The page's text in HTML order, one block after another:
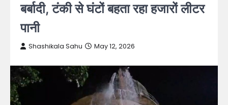
बर्बादी, टंकी से घंटों बहता रहा हजारों लीटर
पानी
Shashikala Sahu May 12, 2026